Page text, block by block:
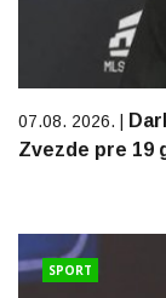
07.08. 2026. |
Zvezde pre 19
SPORT